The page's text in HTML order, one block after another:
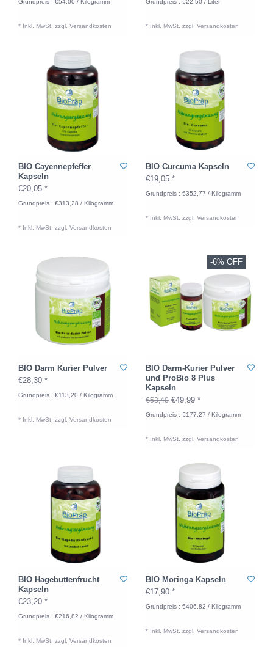
Grundpreis : €54,00 / Kilogramm
* Inkl. MwSt. zzgl. Versandkosten
Grundpreis : €22,50 / Liter
* Inkl. MwSt. zzgl. Versandkosten
BIO Cayennepfeffer
Kapseln
€20,05 *
Grundpreis : €313,28 / Kilogramm
* Inkl. MwSt. zzgl. Versandkosten
BIO Curcuma Kapseln
€19,05 *
Grundpreis : €352,77 / Kilogramm
* Inkl. MwSt. zzgl. Versandkosten
BIO Darm Kurier Pulver
€28,30 *
Grundpreis : €113,20 / Kilogramm
* Inkl. MwSt. zzgl. Versandkosten
-6% OFF
BIO Darm-Kurier Pulver
und ProBio 8 Plus
Kapseln
€53,40 €49,99 *
Grundpreis : €177,27 / Kilogramm
* Inkl. MwSt. zzgl. Versandkosten
BIO Hagebuttenfrucht
Kapseln
€23,20 *
Grundpreis : €216,82 / Kilogramm
* Inkl. MwSt. zzgl. Versandkosten
BIO Moringa Kapseln
€17,90 *
Grundpreis : €406,82 / Kilogramm
* Inkl. MwSt. zzgl. Versandkosten